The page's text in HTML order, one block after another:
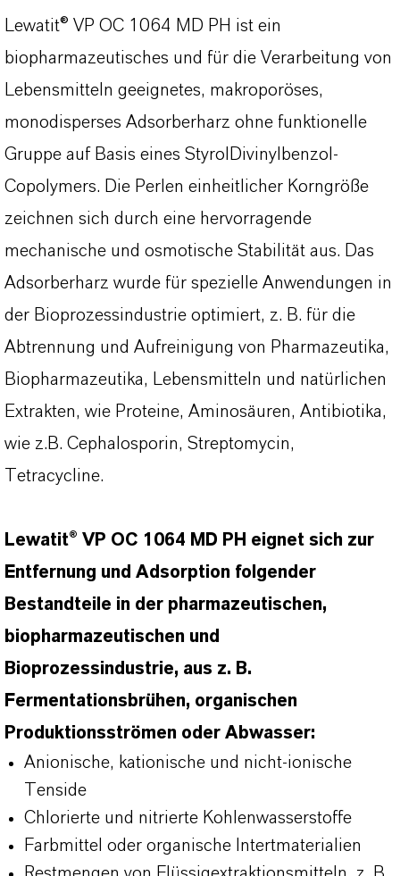
Lewatit® VP OC 1064 MD PH ist ein
biopharmazeutisches und für die Verarbeitung von
Lebensmitteln geeignetes, makroporöses,
monodisperses Adsorberharz ohne funktionelle
Gruppe auf Basis eines StyrolDivinylbenzol-
Copolymers. Die Perlen einheitlicher Korngröße
zeichnen sich durch eine hervorragende
mechanische und osmotische Stabilität aus. Das
Adsorberharz wurde für spezielle Anwendungen in
der Bioprozessindustrie optimiert, z. B. für die
Abtrennung und Aufreinigung von Pharmazeutika,
Biopharmazeutika, Lebensmitteln und natürlichen
Extrakten, wie Proteine, Aminosäuren, Antibiotika,
wie z.B. Cephalosporin, Streptomycin,
Tetracycline.
Lewatit® VP OC 1064 MD PH eignet sich zur
Entfernung und Adsorption folgender
Bestandteile in der pharmazeutischen,
biopharmazeutischen und
Bioprozessindustrie, aus z. B.
Fermentationsbrühen, organischen
Produktionsströmen oder Abwasser:
Anionische, kationische und nicht-ionische
Tenside
Chlorierte und nitrierte Kohlenwasserstoffe
Farbmittel oder organische Intertmaterialien